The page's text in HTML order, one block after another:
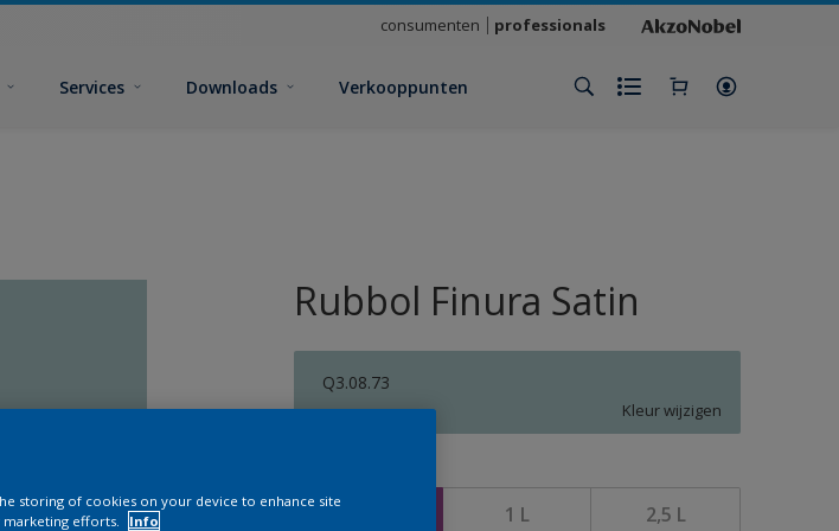
consumenten professionals
Services Downloads Verkooppunten
Rubbol Finura Satin
Q3.08.73
Kleur wijzigen
500 ML 1 L 2,5 L
storing of cookies on your device to enhance site
marketing efforts.
Info